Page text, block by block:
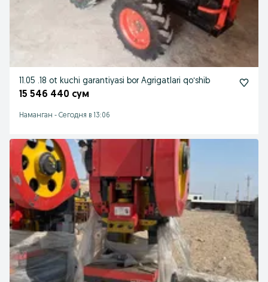
11.05 .18 ot kuchi garantiyasi bor Agrigatlari qoʻshib
15 546 440 сум
Наманган - Сегодня в 13:06